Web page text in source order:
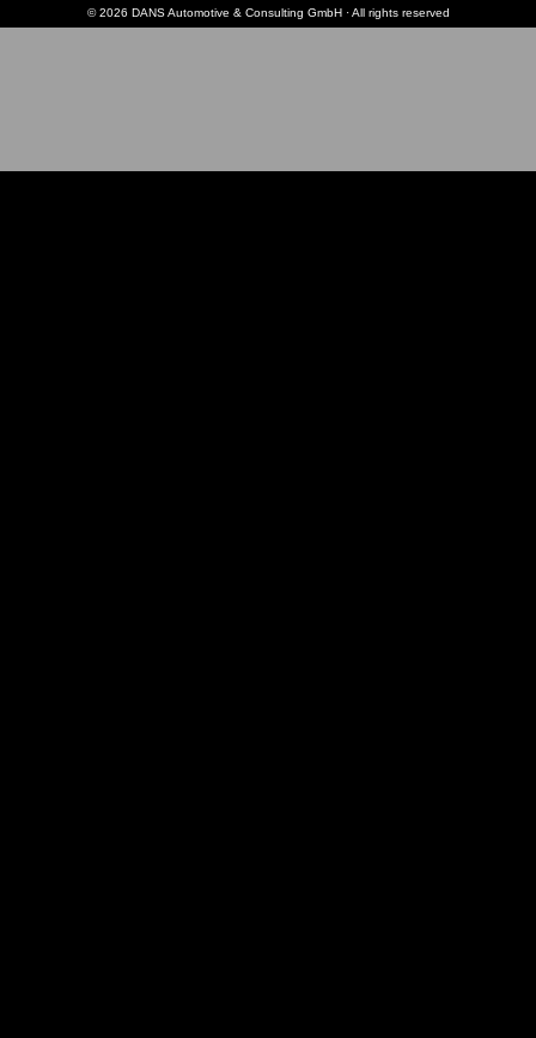
© 2026 DANS Automotive & Consulting GmbH · All rights reserved